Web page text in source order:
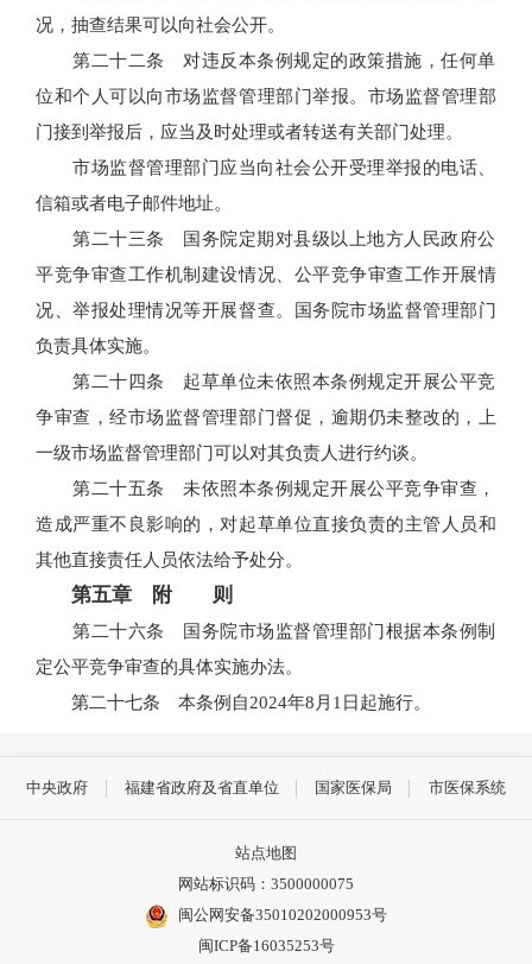
况，抽查结果可以向社会公开。
第二十二条 对违反本条例规定的政策措施，任何单
位和个人可以向市场监督管理部门举报。市场监督管理部
门接到举报后，应当及时处理或者转送有关部门处理。
市场监督管理部门应当向社会公开受理举报的电话、
信箱或者电子邮件地址。
第二十三条 国务院定期对县级以上地方人民政府公
平竞争审查工作机制建设情况、公平竞争审查工作开展情
况、举报处理情况等开展督查。国务院市场监督管理部门
负责具体实施。
第二十四条 起草单位未依照本条例规定开展公平竞
争审查，经市场监督管理部门督促，逾期仍未整改的，上
一级市场监督管理部门可以对其负责人进行约谈。
第二十五条 未依照本条例规定开展公平竞争审查，
造成严重不良影响的，对起草单位直接负责的主管人员和
其他直接责任人员依法给予处分。
第五章 附 则
第二十六条 国务院市场监督管理部门根据本条例制
定公平竞争审查的具体实施办法。
第二十七条 本条例自2024年8月1日起施行。
中央政府 福建省政府及省直单位 国家医保局 市医保系统
站点地图
网站标识码：3500000075
闽公网安备35010202000953号
闽ICP备16035253号